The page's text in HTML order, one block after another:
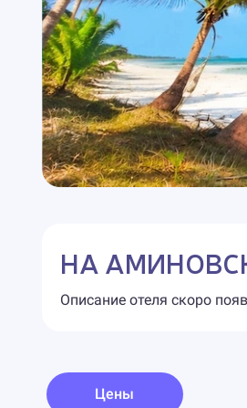
НА
Описание отеля скоро
Цены